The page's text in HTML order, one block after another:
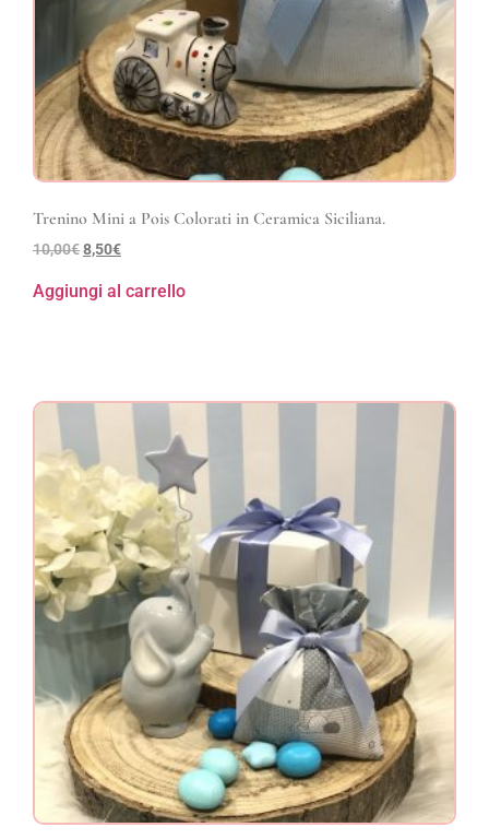
Trenino Mini a Pois Colorati in Ceramica Siciliana.
10,00€8,50€
Aggiungi al carrello